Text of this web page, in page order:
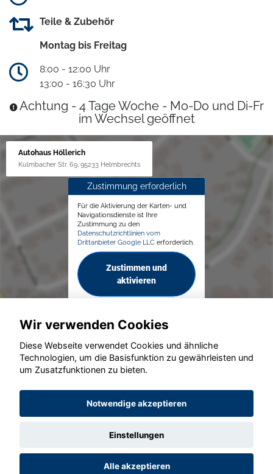
Teile & Zubehör
Montag bis Freitag
8:00 - 12:00 Uhr
13:00 - 16:30 Uhr
Achtung - 4 Tage Woche - Mo-Do und Di-Fr
im Wechsel geöffnet
Autohaus Höllerich
Kulmbacher Str. 69, 95233 Helmbrechts
Zustimmung erforderlich
Für die Aktivierung der Karten- und
Navigationsdienste ist Ihre
Zustimmung zu den
Datenschutzrichtlinien vom
Drittanbieter Google LLC erforderlich.
Zustimmen und
aktivieren
© konjunkturmotor.de GmbH 2020 - 2026
Wir verwenden Cookies
Diese Webseite verwendet Cookies und ähnliche
Technologien, um die Basisfunktion zu gewährleisten und
um Zusatzfunktionen zu bieten.
Notwendige akzeptieren
Einstellungen
Alle akzeptieren